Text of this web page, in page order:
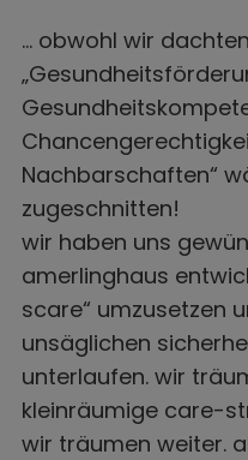
… obwohl wir
Nachbarschaften“
zugeschnitten!
wir haben uns
amerlinghaus
scare“ umzusetzen
unsäglichen
unterlaufen. wir
kleinräumige care-
wir träumen weiter.